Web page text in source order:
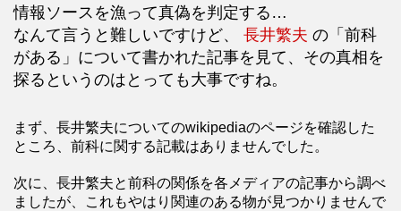
情報ソースを漁って真偽を判定する…
なんて言うと難しいですけど、 長井繁夫 の「前科
がある」について書かれた記事を見て、その真相を
探るというのはとっても大事ですね。
まず、長井繁夫についてのwikipediaのページを確認した
ところ、前科に関する記載はありませんでした。
次に、長井繁夫と前科の関係を各メディアの記事から調べ
ましたが、これもやはり関連のある物が見つかりませんで